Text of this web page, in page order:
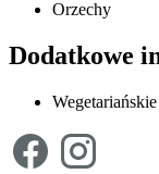
Orzechy
Dodatkowe
Wegetariańskie